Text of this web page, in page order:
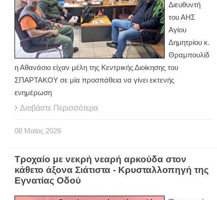
Διευθυντή
του ΑΗΣ
Αγίου
Δημητρίου κ.
Θραμπουλίδ
η Αθανάσιο είχαν μέλη της Κεντρικής Διοίκησης του
ΣΠΑΡΤΑKΟΥ σε μία προσπάθεια να γίνει εκτενής
ενημέρωση
Διαβάστε Περισσότερα
08 Μαϊος 2026
Τροχαίο με νεκρή νεαρή αρκούδα στον
κάθετο άξονα Σιάτιστα - Κρυσταλλοπηγή της
Εγνατίας Οδού